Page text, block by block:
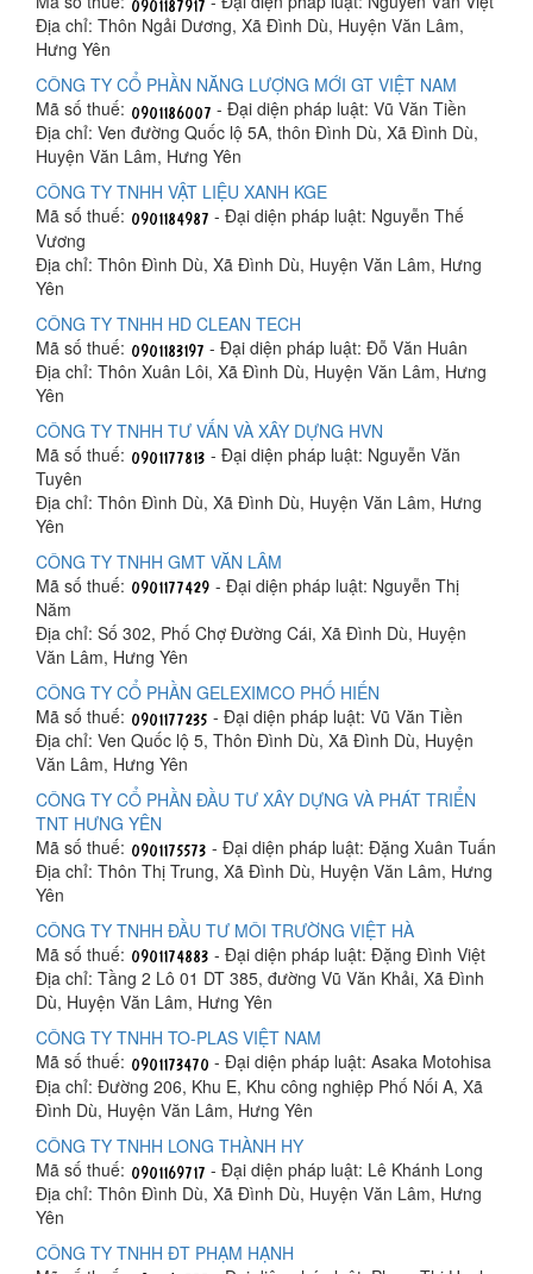
Địa chỉ: Thôn Ngải Dương, Xã Đình Dù, Huyện Văn Lâm,
Hưng Yên
CÔNG TY CỔ PHẦN NĂNG LƯỢNG MỚI GT VIỆT NAM
Mã số thuế:
- Đại diện pháp luật: Vũ Văn Tiền
Địa chỉ: Ven đường Quốc lộ 5A, thôn Đình Dù, Xã Đình Dù,
Huyện Văn Lâm, Hưng Yên
CÔNG TY TNHH VẬT LIỆU XANH KGE
Mã số thuế:
- Đại diện pháp luật: Nguyễn Thế
Vương
Địa chỉ: Thôn Đình Dù, Xã Đình Dù, Huyện Văn Lâm, Hưng
Yên
CÔNG TY TNHH HD CLEAN TECH
Mã số thuế:
- Đại diện pháp luật: Đỗ Văn Huân
Địa chỉ: Thôn Xuân Lôi, Xã Đình Dù, Huyện Văn Lâm, Hưng
Yên
CÔNG TY TNHH TƯ VẤN VÀ XÂY DỰNG HVN
Mã số thuế:
- Đại diện pháp luật: Nguyễn Văn
Tuyên
Địa chỉ: Thôn Đình Dù, Xã Đình Dù, Huyện Văn Lâm, Hưng
Yên
CÔNG TY TNHH GMT VĂN LÂM
Mã số thuế:
- Đại diện pháp luật: Nguyễn Thị
Năm
Địa chỉ: Số 302, Phố Chợ Đường Cái, Xã Đình Dù, Huyện
Văn Lâm, Hưng Yên
CÔNG TY CỔ PHẦN GELEXIMCO PHỐ HIẾN
Mã số thuế:
- Đại diện pháp luật: Vũ Văn Tiền
Địa chỉ: Ven Quốc lộ 5, Thôn Đình Dù, Xã Đình Dù, Huyện
Văn Lâm, Hưng Yên
CÔNG TY CỔ PHẦN ĐẦU TƯ XÂY DỰNG VÀ PHÁT TRIỂN
TNT HƯNG YÊN
Mã số thuế:
- Đại diện pháp luật: Đặng Xuân Tuấn
Địa chỉ: Thôn Thị Trung, Xã Đình Dù, Huyện Văn Lâm, Hưng
Yên
CÔNG TY TNHH ĐẦU TƯ MÔI TRƯỜNG VIỆT HÀ
Mã số thuế:
- Đại diện pháp luật: Đặng Đình Việt
Địa chỉ: Tầng 2 Lô 01 DT 385, đường Vũ Văn Khải, Xã Đình
Dù, Huyện Văn Lâm, Hưng Yên
CÔNG TY TNHH TO-PLAS VIỆT NAM
Mã số thuế:
- Đại diện pháp luật: Asaka Motohisa
Địa chỉ: Đường 206, Khu E, Khu công nghiệp Phố Nối A, Xã
Đình Dù, Huyện Văn Lâm, Hưng Yên
CÔNG TY TNHH LONG THÀNH HY
Mã số thuế:
- Đại diện pháp luật: Lê Khánh Long
Địa chỉ: Thôn Đình Dù, Xã Đình Dù, Huyện Văn Lâm, Hưng
Yên
CÔNG TY TNHH ĐT PHẠM HẠNH